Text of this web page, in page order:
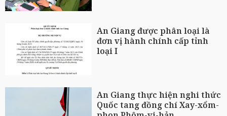
An Giang được phân loại là
đơn vị hành chính cấp tỉnh
loại I
An Giang thực hiện nghi thức
Quốc tang đồng chí Xay-xổm-